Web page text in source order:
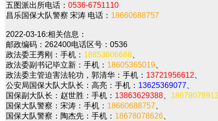
五图派出所电话： 0536-6751110
昌乐国保大队警察 宋涛 电话： 18660688757
2022-03-16:相关信息：
邮政编码：262400电话区号：0536
政法委王秀刚：手机： 18853606688
政法委副书记毕立新：手机： 18605365019
政法委主管迫害法轮功，郭清华：手机： 13721956612
公安局国保大队大队长：高亮：手机： 13625369077
国保副大队长：赵世胜：手机： 13863629388 18678078912
国保大队警察：宋涛：手机： 18660688757
国保大队警察：陶杰先：手机： 18678078626